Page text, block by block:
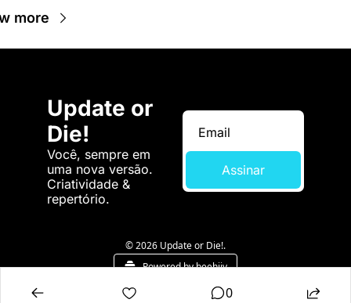
more
Update or
Die!
Você, sempre em
uma nova versão.
Criatividade &
repertório.
Assinar
© 2026 Update or Die!.
Powered by beehiiv
0